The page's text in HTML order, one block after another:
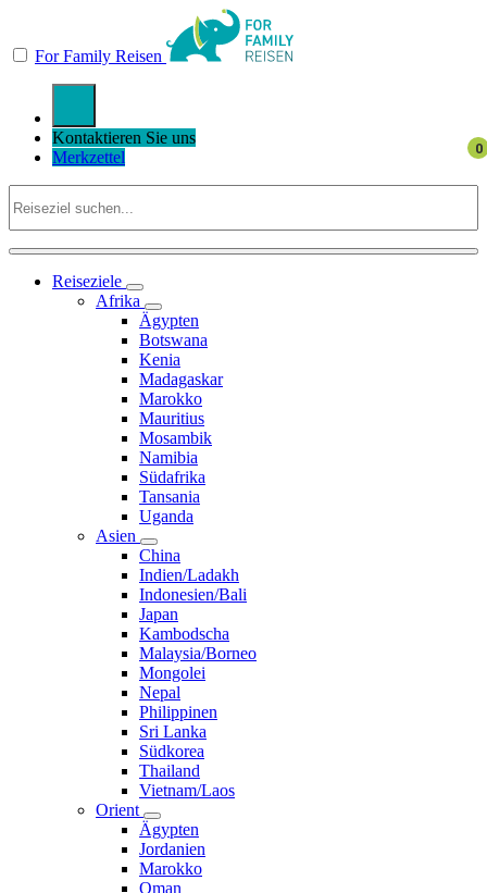
For Family Reisen
Kontaktieren Sie uns
Merkzettel
Reiseziele
Afrika
Ägypten
Botswana
Kenia
Madagaskar
Marokko
Mauritius
Mosambik
Namibia
Südafrika
Tansania
Uganda
Asien
China
Indien/Ladakh
Indonesien/Bali
Japan
Kambodscha
Malaysia/Borneo
Mongolei
Nepal
Philippinen
Sri Lanka
Südkorea
Thailand
Vietnam/Laos
Orient
Ägypten
Jordanien
Marokko
Oman